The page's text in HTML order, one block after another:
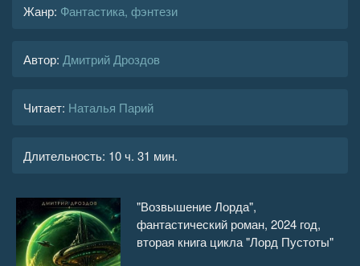
Возвышение Лорда 11
Возвышение Лорда 15
29:28
Возвышение Лорда 16
Жанр: Фантастика, фэнтези
Автор: Дмитрий Дроздов
Читает: Наталья Парий
Длительность: 10 ч. 31 мин.
"Возвышение Лорда",
фантастический роман, 2024 год,
вторая книга цикла "Лорд Пустоты"